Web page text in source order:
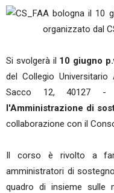
A bologna il 10
organizzato dal
Si svolgerà il 10 giugno
del Collegio
Sacco 12, 40127
l'Amministrazione di
collaborazione con il
Il corso è rivolto a
amministratori di
quadro di insieme sulle